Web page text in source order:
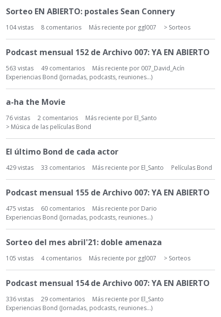
Sorteo EN ABIERTO: postales Sean Connery
104vistas 8 comentarios Más reciente por ggl007 > Sorteos
Podcast mensual 152 de Archivo 007: YA EN ABIERTO
563 vistas 49 comentarios Más reciente por 007_David_Acín
Experiencias Bond (Jornadas, podcasts, reuniones...)
a-ha the Movie
76vistas 2 comentarios Más reciente por El_Santo
> Música de las películas Bond
El último Bond de cada actor
429vistas 33 comentarios Más reciente por El_Santo Películas Bond
Podcast mensual 155 de Archivo 007: YA EN ABIERTO
475 vistas 60 comentarios Más reciente por Dario
Experiencias Bond (Jornadas, podcasts, reuniones...)
Sorteo del mes abril'21: doble amenaza
105 vistas 4comentarios Más reciente por ggl007 > Sorteos
Podcast mensual 154 de Archivo 007: YA EN ABIERTO
336vistas 29 comentarios Más reciente por El_Santo
Experiencias Bond (Jornadas, podcasts, reuniones...)